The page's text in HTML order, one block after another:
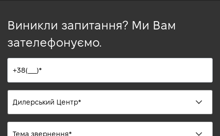
Виникли запитання? Ми Вам
зателефонуємо.